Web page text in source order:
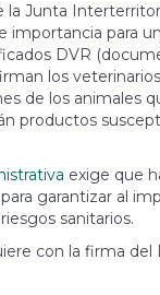
la Junta
importancia para
DVR
los
de los animales
productos
exige que
garantizar al
sanitarios.
con la firma del